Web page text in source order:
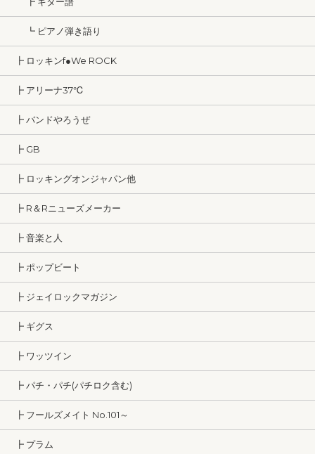
┗ ピアノ弾き語り
┣ ロッキンf●We ROCK
┣ アリーナ37℃
┣ バンドやろうぜ
┣ GB
┣ ロッキングオンジャパン他
┣ R＆Rニューズメーカー
┣ 音楽と人
┣ ポップビート
┣ ジェイロックマガジン
┣ ギグス
┣ ワッツイン
┣ パチ・パチ(パチロク含む)
┣ フールズメイト No.101～
┣ プラム